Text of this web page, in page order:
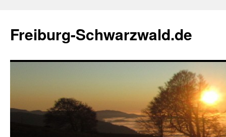
springen
Freiburg-Schwarzwald.de